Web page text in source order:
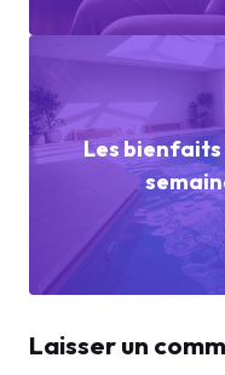
Les
Laisser un